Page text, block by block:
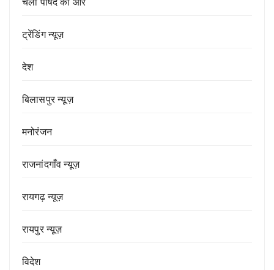
चलो पार्षद की ओर
ट्रेंडिंग न्यूज़
देश
बिलासपुर न्यूज़
मनोरंजन
राजनांदगाँव न्यूज़
रायगढ़ न्यूज़
रायपुर न्यूज़
विदेश